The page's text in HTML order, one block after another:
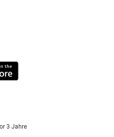
3 Jahre